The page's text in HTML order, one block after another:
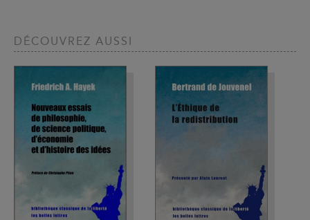
DÉCOUVREZ AUSSI